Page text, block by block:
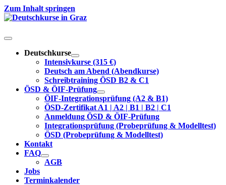
Zum Inhalt springen
Deutschkurse
Intensivkurse (315 €)
Deutsch am Abend (Abendkurse)
Schreibtraining ÖSD B2 & C1
ÖSD & ÖIF-Prüfung
ÖIF-Integrationsprüfung (A2 & B1)
ÖSD-Zertifikat A1 | A2 | B1 | B2 | C1
Anmeldung ÖSD & ÖIF-Prüfung
Integrationsprüfung (Probeprüfung & Modelltest)
ÖSD (Probeprüfung & Modelltest)
Kontakt
FAQ
AGB
Jobs
Terminkalender